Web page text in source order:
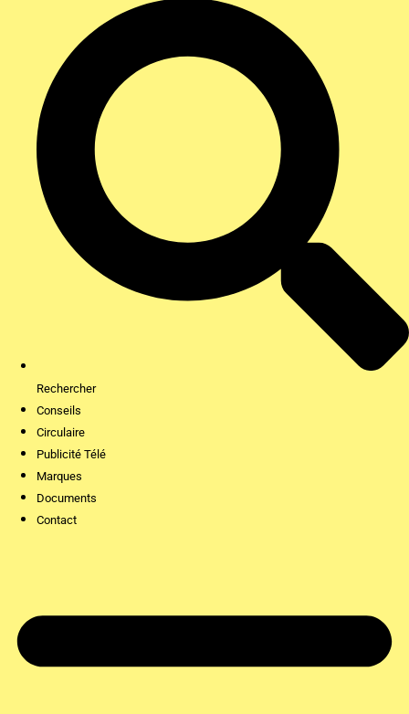
Rechercher
Conseils
Circulaire
Publicité Télé
Marques
Documents
Contact